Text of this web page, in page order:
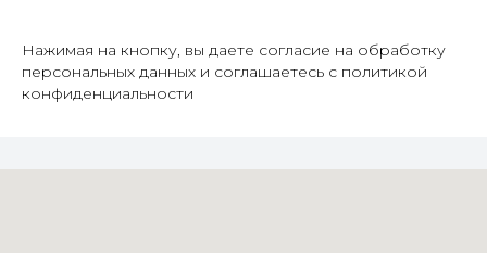
Нажимая на кнопку, вы даете согласие на обработку
персональных данных и соглашаетесь c политикой
конфиденциальности